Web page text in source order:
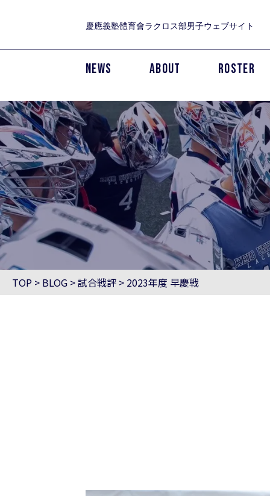
慶應義塾體育會ラクロス部男子ウェブサイト
NEWS ABOUT ROSTER
TOP > BLOG >試合戦評 > 2023年度 早慶戦